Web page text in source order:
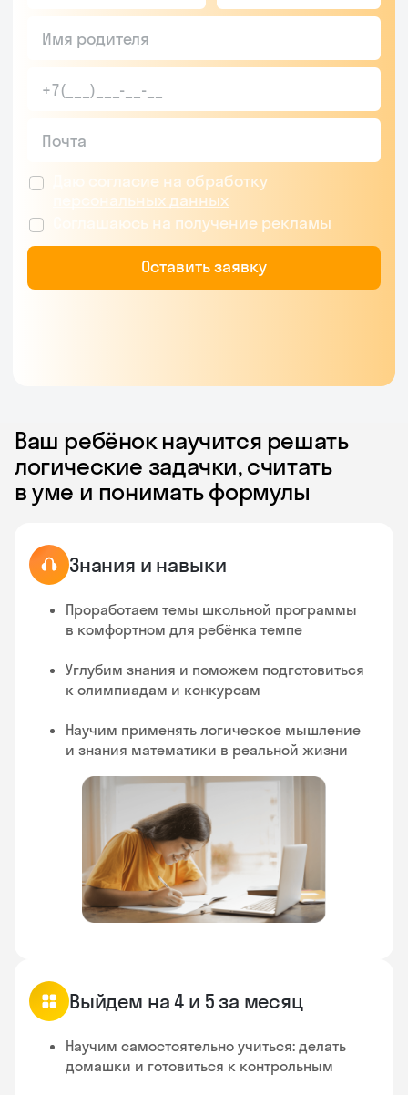
Даю согласие на обработку
персональных данных
Соглашаюсь на получение рекламы
Оставить заявку
Ваш ребёнок научится решать
логические задачки, считать
в уме и понимать формулы
Знания и навыки
Проработаем темы школьной программы
в комфортном для ребёнка темпе
Углубим знания и поможем подготовиться
к олимпиадам и конкурсам
Научим применять логическое мышление
и знания математики в реальной жизни
Выйдем на 4 и 5 за месяц
Научим самостоятельно учиться: делать
домашки и готовиться к контрольным